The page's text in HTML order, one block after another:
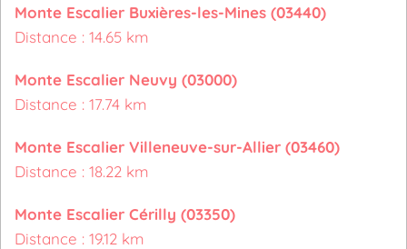
Monte Escalier Buxières-les-Mines (03440)
Distance : 14.65 km
Monte Escalier Neuvy (03000)
Distance : 17.74 km
Monte Escalier Villeneuve-sur-Allier (03460)
Distance : 18.22 km
Monte Escalier Cérilly (03350)
Distance : 19.12 km